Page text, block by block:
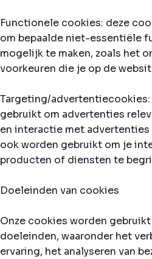
Functionele cookies: deze
om bepaalde niet-essentiële
mogelijk te maken, zoals het
voorkeuren die je op de
Targeting/
gebruikt om advertenties
en interactie met advertenties
ook worden gebruikt om je
producten of diensten te
Doeleinden van cookies
Onze cookies worden
doeleinden, waaronder het
ervaring, het analyseren van